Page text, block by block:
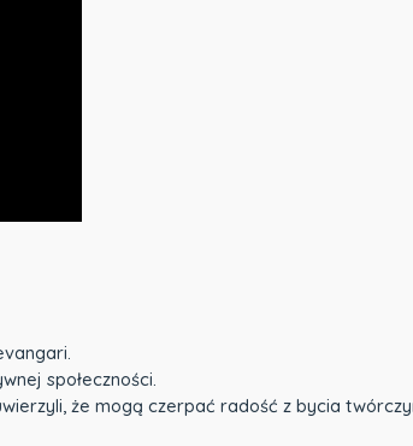
społeczności.
że mogą czerpać radość z bycia